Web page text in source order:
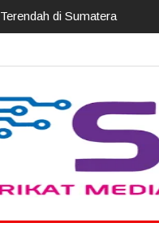
Presisi